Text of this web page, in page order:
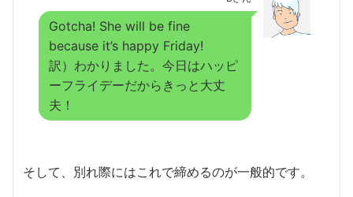
Gotcha! She will be fine
because it’s happy Friday!
訳）わかりました。今日はハッピ
ーフライデーだからきっと大丈
夫！
そして、別れ際にはこれで締めるのが一般的です。